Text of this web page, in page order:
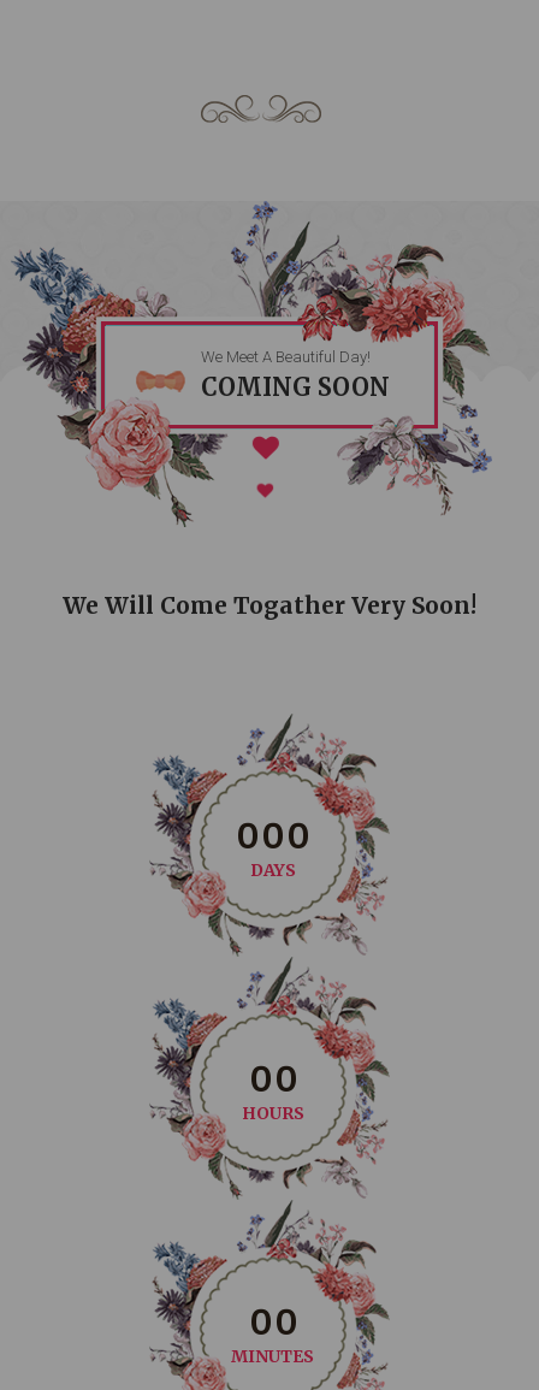
We Meet A Beautiful Day!
COMING SOON
We Will Come Togather Very Soon!
000
DAYS
00
HOURS
00
MINUTES